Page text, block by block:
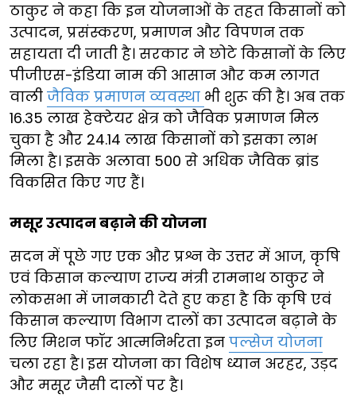
ठाकुर ने कहा कि इन योजनाओं के तहत किसानों को
उत्पादन, प्रसंस्करण, प्रमाणन और विपणन तक
सहायता दी जाती है। सरकार ने छोटे किसानों के लिए
पीजीएस-इंडिया नाम की आसान और कम लागत
वाली जैविक प्रमाणन व्यवस्था भी शुरू की है। अब तक
16.35 लाख हेक्टेयर क्षेत्र को जैविक प्रमाणन मिल
चुका है और 24.14 लाख किसानों को इसका लाभ
मिला है। इसके अलावा 500 से अधिक जैविक ब्रांड
विकसित किए गए हैं।
मसूर उत्पादन बढ़ाने की योजना
सदन में पूछे गए एक और प्रश्न के उत्तर में आज, कृषि
एवं किसान कल्याण राज्य मंत्री रामनाथ ठाकुर ने
लोकसभा में जानकारी देते हुए कहा है कि कृषि एवं
किसान कल्याण विभाग दालों का उत्पादन बढ़ाने के
लिए मिशन फॉर आत्मनिर्भरता इन पल्सेज योजना
चला रहा है। इस योजना का विशेष ध्यान अरहर, उड़द
और मसूर जैसी दालों पर है।